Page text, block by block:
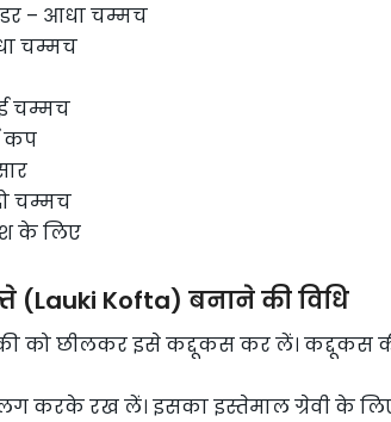
– आधा चम्मच
चम्मच
चम्मच
कप
चम्मच
के लिए
(Lauki Kofta) बनाने की विधि
को छीलकर इसे कद्दूकस कर लें। कद्दूकस
करके रख लें। इसका इस्तेमाल ग्रेवी के